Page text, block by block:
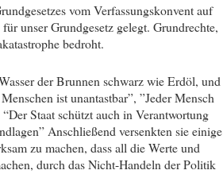
vom Verfassungskonvent auf
unser Grundgesetz gelegt. Grundrechte,
bedroht.
der Brunnen schwarz wie Erdöl, und
ist unantastbar”, ”Jeder Mensch
Staat schützt auch in Verantwortung
Anschließend versenkten sie einige
zu machen, dass all die Werte und
durch das Nicht-Handeln der Politik